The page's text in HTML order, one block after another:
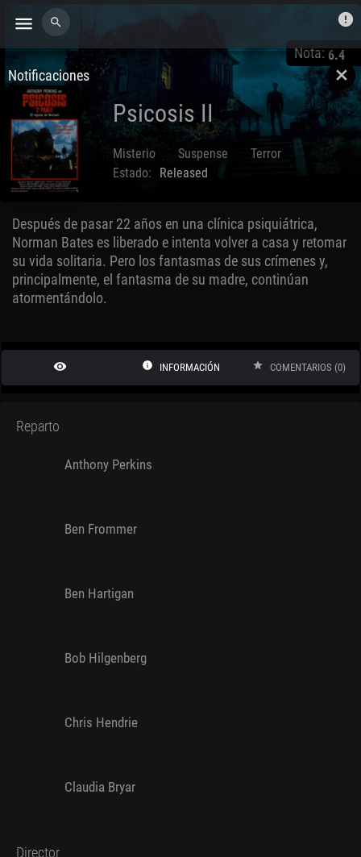
menu search error
close
Notificaciones
Nota:6.4
Psicosis II
Misterio Suspense
Terror
Jun. 03 1983
Estado: Released
Después de pasar 22 años en una clínica psiquiátrica,
Norman Bates es liberado e intenta volver a casa y retomar
su vida solitaria. Pero los fantasmas de sus crímenes y,
principalmente, el fantasma de su madre, continúan
atormentándolo.
remove_red_eye info INFORMACIÓN star COMENTARIOS (0)
Reparto
Anthony Perkins
Ben Frommer
Ben Hartigan
Bob Hilgenberg
Chris Hendrie
Claudia Bryar
Director